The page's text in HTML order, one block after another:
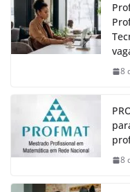
8
8